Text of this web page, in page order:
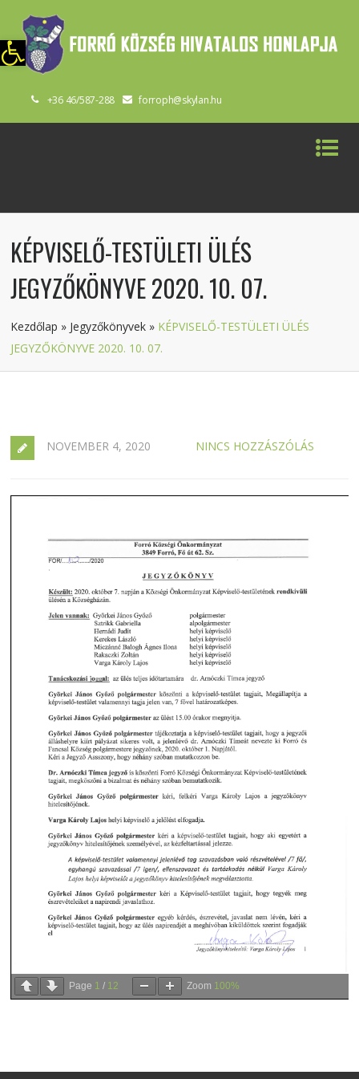
Eszköztár megnyitása
+36 46/587-288 forroph@skylan.hu
KÉPVISELŐ-TESTÜLETI ÜLÉS
JEGYZŐKÖNYVE 2020. 10. 07.
Kezdőlap » Jegyzőkönyvek » KÉPVISELŐ-TESTÜLETI ÜLÉS
JEGYZŐKÖNYVE 2020. 10. 07.
NOVEMBER 4, 2020 NINCS HOZZÁSZÓLÁS
Page 1 / 12 Zoom 100%